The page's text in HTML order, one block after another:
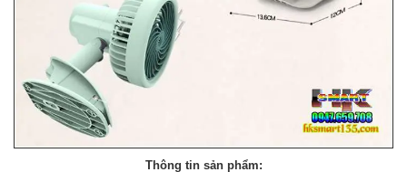
Thông tin sản phẩm: